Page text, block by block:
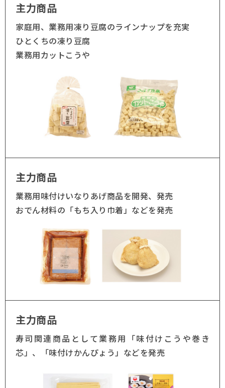
主力商品
家庭用、業務用凍り豆腐のラインナップを充実
ひとくちの凍り豆腐
業務用カットこうや
主力商品
業務用味付けいなりあげ商品を開発、発売
おでん材料の「もち入り巾着」などを発売
主力商品
寿司関連商品として業務用「味付けこうや巻き
芯」、「味付けかんぴょう」などを発売